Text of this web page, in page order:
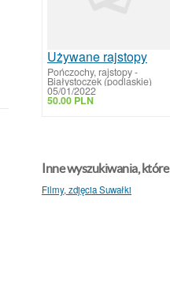
Używane rajstopy
Pończochy, rajstopy-
Białystoczek (podlaskie)
05/01/2022
50.00 PLN
Inne wyszukiwania,
Filmy, zdjęcia Suwałki